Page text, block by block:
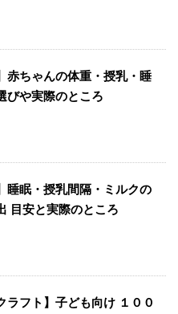
赤ちゃんの体重・授乳・睡
びや実際のところ
睡眠・授乳間隔・ミルクの
目安と実際のところ
ラフト】子ども向け １００